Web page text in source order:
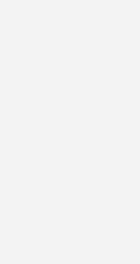
GlasPort 1.0 im Wert von 995
von Ganzglas-
wurde so konzipiert, dass es in
verlosen in Kooperation mit dem
eine komplette
von 37000 Euro. Als
mit dem bekannten TV-Koch